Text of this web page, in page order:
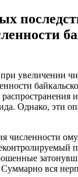
увеличении
Однако, эти
вся